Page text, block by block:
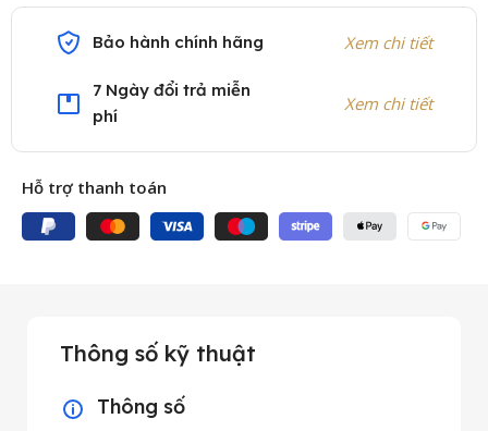
Bảo hành chính hãng Xem chi tiết
7 Ngày đổi trả miễn
phí
Xem chi tiết
Hỗ trợ thanh toán
Thông số kỹ thuật
Thông số